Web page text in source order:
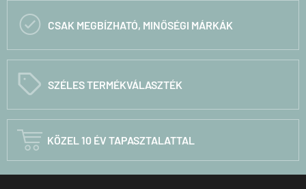
 CSAK MEGBÍZHATÓ, MINŐSÉGI MÁRKÁK
C SZÉLES TERMÉKVÁLASZTÉK
 KÖZEL 10 ÉV TAPASZTALATTAL